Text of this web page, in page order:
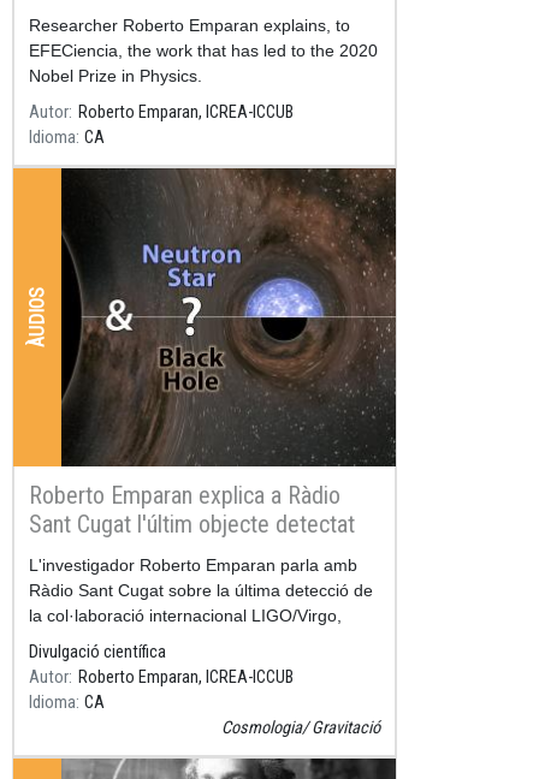
Resum
Researcher Roberto Emparan explains, to
EFECiencia, the work that has led to the 2020
Nobel Prize in Physics.
Autor Roberto Emparan, ICREA-ICCUB
Idioma CA
ÀUDIOS
Roberto Emparan explica a Ràdio
Sant Cugat l'últim objecte detectat
per LIGO/Virgo
Resum
L'investigador Roberto Emparan parla amb
Ràdio Sant Cugat sobre la última detecció de
la col·laboració internacional LIGO/Virgo,
publicat a finals del mes de juny.
Divulgació científica
Autor Roberto Emparan, ICREA-ICCUB
Idioma CA
Cosmologia Gravitació